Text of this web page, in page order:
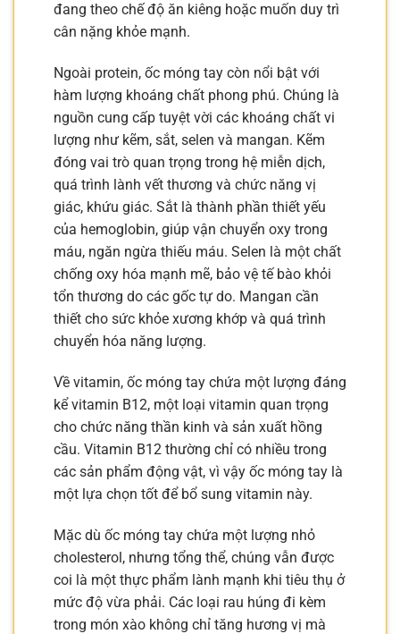
đang theo chế độ ăn kiêng hoặc muốn duy trì
cân nặng khỏe mạnh.
Ngoài protein, ốc móng tay còn nổi bật với
hàm lượng khoáng chất phong phú. Chúng là
nguồn cung cấp tuyệt vời các khoáng chất vi
lượng như kẽm, sắt, selen và mangan. Kẽm
đóng vai trò quan trọng trong hệ miễn dịch,
quá trình lành vết thương và chức năng vị
giác, khứu giác. Sắt là thành phần thiết yếu
của hemoglobin, giúp vận chuyển oxy trong
máu, ngăn ngừa thiếu máu. Selen là một chất
chống oxy hóa mạnh mẽ, bảo vệ tế bào khỏi
tổn thương do các gốc tự do. Mangan cần
thiết cho sức khỏe xương khớp và quá trình
chuyển hóa năng lượng.
Về vitamin, ốc móng tay chứa một lượng đáng
kể vitamin B12, một loại vitamin quan trọng
cho chức năng thần kinh và sản xuất hồng
cầu. Vitamin B12 thường chỉ có nhiều trong
các sản phẩm động vật, vì vậy ốc móng tay là
một lựa chọn tốt để bổ sung vitamin này.
Mặc dù ốc móng tay chứa một lượng nhỏ
cholesterol, nhưng tổng thể, chúng vẫn được
coi là một thực phẩm lành mạnh khi tiêu thụ ở
mức độ vừa phải. Các loại rau húng đi kèm
trong món xào không chỉ tăng hương vị mà